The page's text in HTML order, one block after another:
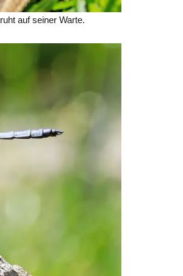
ruht auf seiner Warte.